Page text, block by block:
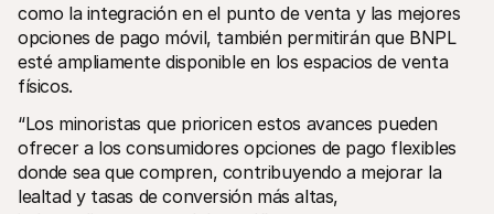
como la integración en el punto de venta y las mejores
opciones de pago móvil, también permitirán que BNPL
esté ampliamente disponible en los espacios de venta
físicos.
“Los minoristas que prioricen estos avances pueden
ofrecer a los consumidores opciones de pago flexibles
donde sea que compren, contribuyendo a mejorar la
lealtad y tasas de conversión más altas,